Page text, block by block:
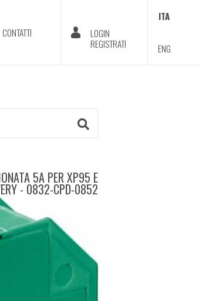
CONTATTI
LOGIN
REGISTRATI
ITA
ENG
5A PER XP95 E
- 0832-CPD-0852